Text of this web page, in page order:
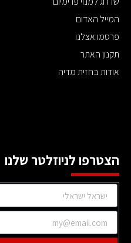
המייל האדום
פרסמו אצלנו
תקנון האתר
אודות בחזית מדיה
הצטרפו לניוזלטר שלנו